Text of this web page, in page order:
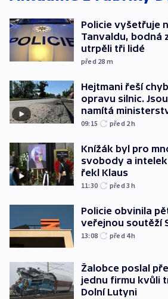
Policie vyšetřuje
Tanvaldu, bodná
utrpěli tři lidé
před 28 m
Hejtmani řeší
opravu silnic.
namítá
09:15 před 2h
Knížák byl pro
svobody a
řekl Klaus
11:30 před 3h
Policie obvinila
veřejnou soutěží
13:08 před 4h
Žalobce poslal
jednu firmu kvůli
Dolní Lutyni